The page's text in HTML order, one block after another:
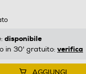
disponibile
in 30' gratuito: verifica
AGGIUNGI